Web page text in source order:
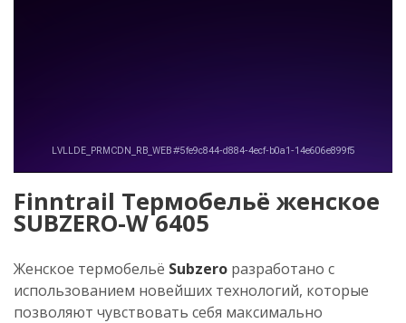
Finntrail Термобельё женское
SUBZERO-W 6405
Женское термобельё Subzero разработано с
использованием новейших технологий, которые
позволяют чувствовать себя максимально